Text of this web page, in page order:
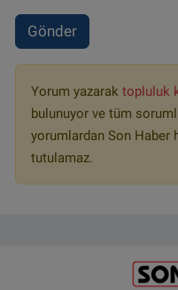
Gönder
Yorum yazarak topluluk
bulunuyor ve tüm
yorumlardan Son
tutulamaz.